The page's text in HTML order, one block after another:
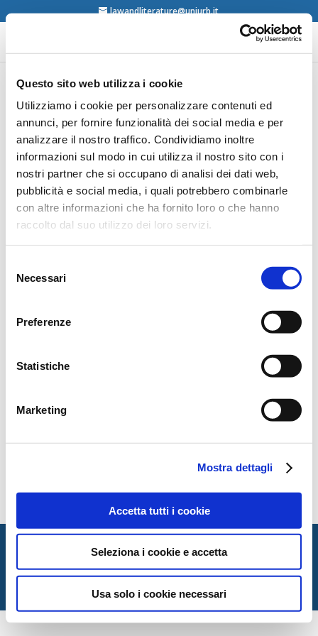
Questo sito web utilizza i cookie
Utilizziamo i cookie per personalizzare contenuti ed
annunci, per fornire funzionalità dei social media e per
analizzare il nostro traffico. Condividiamo inoltre
informazioni sul modo in cui utilizza il nostro sito con i
nostri partner che si occupano di analisi dei dati web,
pubblicità e social media, i quali potrebbero combinarle
con altre informazioni che ha fornito loro o che hanno
raccolto dal suo utilizzo dei loro servizi.
delNecessari
Preferenze
Statistiche
Marketing
Mostra dettagli
Accetta tutti i cookie
Seleziona i cookie e accetta
Usa solo i cookie necessari
lawandliterature@uniurb.it
Michele Marchesiello,
Roberto Negro, Il diritto
allo specchio della
letteratura: materiali di
lettura per giuristi e non,
De Ferrari, Genova, 2010
contents
Dipartimento di Giurisprudenza — Università degli Studi
di Urbino Carlo Bo
Via Matteotti, 1 — Urbino PU